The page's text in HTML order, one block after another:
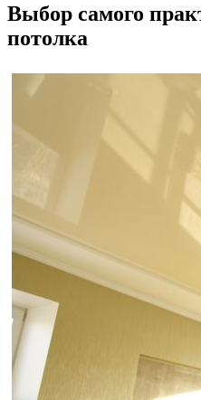
Выбор самого
потолка